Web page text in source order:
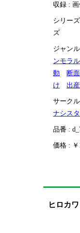
収録 :
シリー
ズ
ジャン
ンモラル
動
断
け
出産
サーク
ナシスタ
品番 :
価格 : ￥
ヒロカ